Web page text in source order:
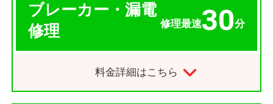
ブレーカー・漏電
修理
修理最速30分
料金詳細はこちら